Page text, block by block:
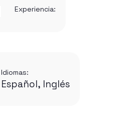
Experiencia:
Idiomas:
Español, Inglés